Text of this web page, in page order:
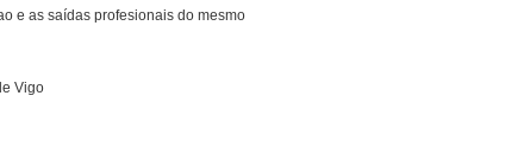
e as saídas profesionais do mesmo
Vigo